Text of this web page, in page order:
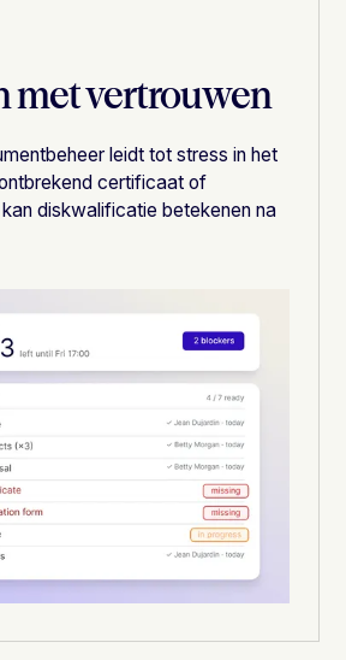
met vertrouwen
leidt tot stress in het
certificaat of
diskwalificatie betekenen na